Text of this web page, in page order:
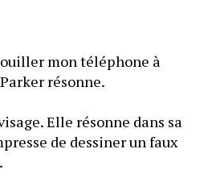
mon téléphone à
résonne.
Elle résonne dans sa
de dessiner un faux